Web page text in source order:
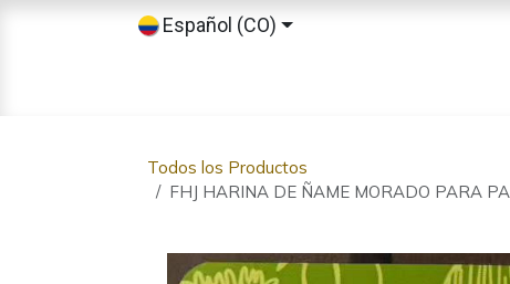
Español (CO)
Todos los Productos
FHJ HARINA DE ÑAME MORADO PARA